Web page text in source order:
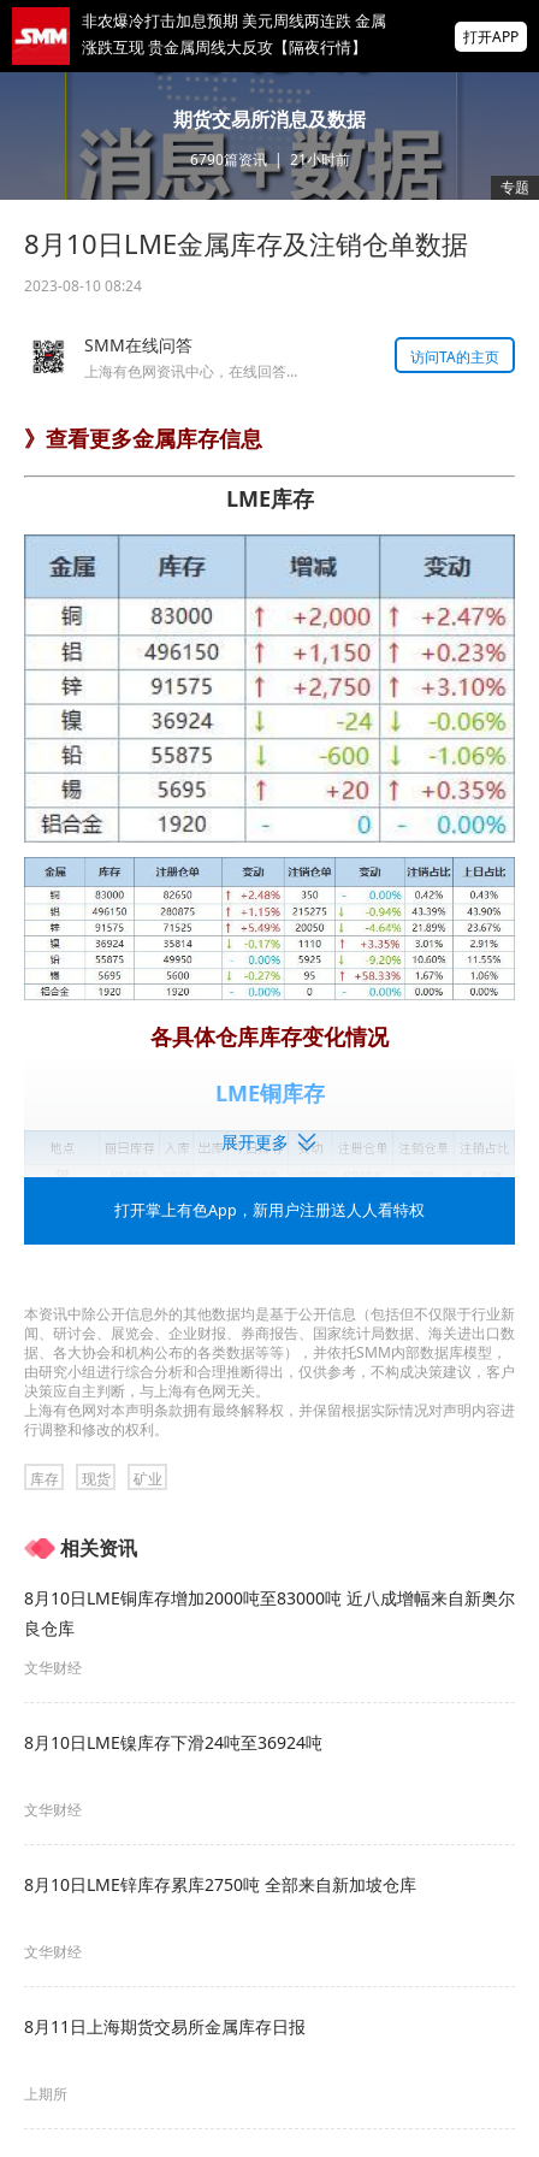
非农爆冷打击加息预期 美元周线两连跌 金属
涨跌互现 贵金属周线大反攻【隔夜行情】
2026 SMM锌业大会圆满落幕！大咖云集 共
寻锌行业破局发展新机遇
美国拟投30亿美元扶持关键矿产
掌上有色
打开APP
期货交易所消息及数据
6790篇资讯| 21小时前
专题
8月10日LME金属库存及注销仓单数据
2023-08-10 08:24
SMM在线问答
上海有色网资讯中心，在线回答您的提问！
访问TA的主页
》查看更多金属库存信息
LME库存
各具体仓库库存变化情况
LME铜库存
LME铅库存
展开更多
打开掌上有色App ，新用户注册送人人看特权
本资讯中除公开信息外的其他数据均是基于公开信息（包括但不仅限于行业新
闻、研讨会、展览会、企业财报、券商报告、国家统计局数据、海关进出口数
据、各大协会和机构公布的各类数据等等），并依托SMM内部数据库模型，
由研究小组进行综合分析和合理推断得出，仅供参考，不构成决策建议，客户
决策应自主判断，与上海有色网无关。
上海有色网对本声明条款拥有最终解释权，并保留根据实际情况对声明内容进
行调整和修改的权利。
库存 现货 矿业
相关资讯
8月10日LME铜库存增加2000吨至83000吨 近八成增幅来自新奥尔
良仓库
文华财经
8月10日LME镍库存下滑24吨至36924吨
文华财经
8月10日LME锌库存累库2750吨 全部来自新加坡仓库
文华财经
8月11日上海期货交易所金属库存日报
上期所